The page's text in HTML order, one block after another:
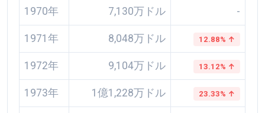
1970年 7,130万ドル -
1971年 8,048万ドル 12.88% ↑
1972年 9,104万ドル 13.12% ↑
1973年 1億1,228万ドル 23.33% ↑